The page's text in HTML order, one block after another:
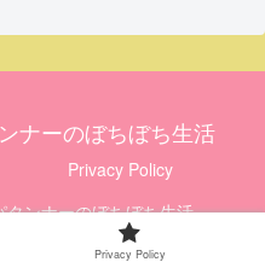
ナーのぼちぼち生活
Privacy Policy
ンナーのぼちぼち生活.
Privacy Policy